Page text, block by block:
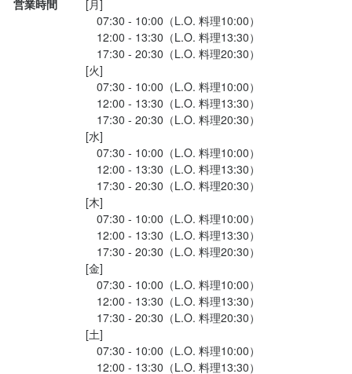
営業時間
[月]
07:30 - 10:00（L.O. 料理10:00）
12:00 - 13:30（L.O. 料理13:30）
17:30 - 20:30（L.O. 料理20:30）
[火]
07:30 - 10:00（L.O. 料理10:00）
12:00 - 13:30（L.O. 料理13:30）
17:30 - 20:30（L.O. 料理20:30）
[水]
07:30 - 10:00（L.O. 料理10:00）
12:00 - 13:30（L.O. 料理13:30）
17:30 - 20:30（L.O. 料理20:30）
[木]
07:30 - 10:00（L.O. 料理10:00）
12:00 - 13:30（L.O. 料理13:30）
17:30 - 20:30（L.O. 料理20:30）
[金]
07:30 - 10:00（L.O. 料理10:00）
12:00 - 13:30（L.O. 料理13:30）
17:30 - 20:30（L.O. 料理20:30）
[土]
07:30 - 10:00（L.O. 料理10:00）
12:00 - 13:30（L.O. 料理13:30）